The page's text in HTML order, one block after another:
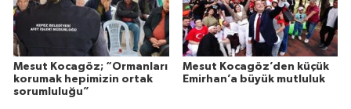
Mesut Kocagöz; “Ormanları
korumak hepimizin ortak
sorumluluğu”
Mesut Kocagöz’den küçük
Emirhan’a büyük mutluluk